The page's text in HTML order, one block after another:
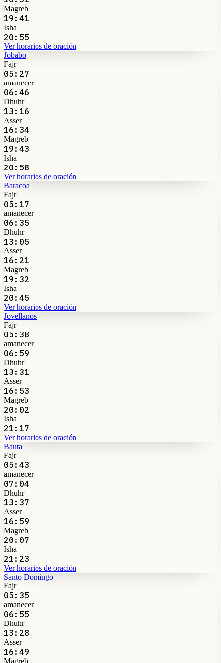
Magreb
19:41
Isha
20:55
Ver horarios de oración
Jobabo
Fajr
05:27
amanecer
06:46
Dhuhr
13:16
Asser
16:34
Magreb
19:43
Isha
20:58
Ver horarios de oración
Baracoa
Fajr
05:17
amanecer
06:35
Dhuhr
13:05
Asser
16:21
Magreb
19:32
Isha
20:45
Ver horarios de oración
Jovellanos
Fajr
05:38
amanecer
06:59
Dhuhr
13:31
Asser
16:53
Magreb
20:02
Isha
21:17
Ver horarios de oración
Bauta
Fajr
05:43
amanecer
07:04
Dhuhr
13:37
Asser
16:59
Magreb
20:07
Isha
21:23
Ver horarios de oración
Santo Domingo
Fajr
05:35
amanecer
06:55
Dhuhr
13:28
Asser
16:49
Magreb